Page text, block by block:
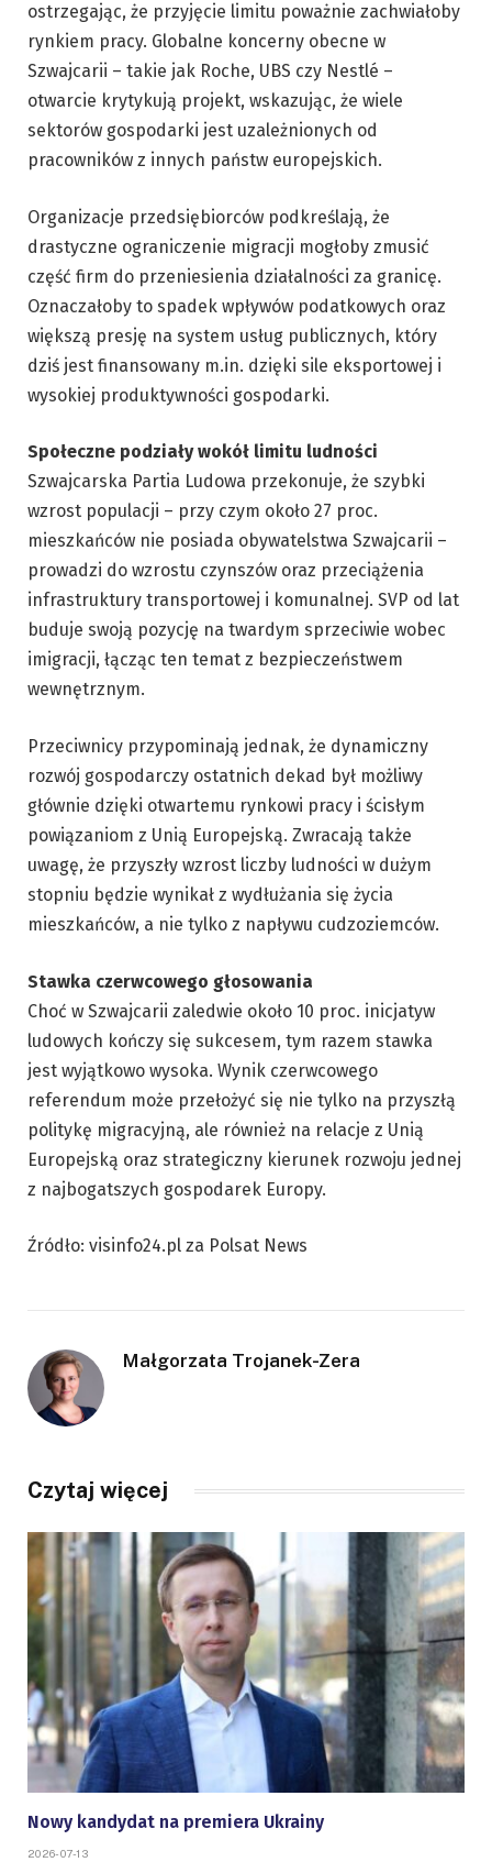
ostrzegając, że przyjęcie limitu poważnie zachwiałoby
rynkiem pracy. Globalne koncerny obecne w
Szwajcarii – takie jak Roche, UBS czy Nestlé –
otwarcie krytykują projekt, wskazując, że wiele
sektorów gospodarki jest uzależnionych od
pracowników z innych państw europejskich.
Organizacje przedsiębiorców podkreślają, że
drastyczne ograniczenie migracji mogłoby zmusić
część firm do przeniesienia działalności za granicę.
Oznaczałoby to spadek wpływów podatkowych oraz
większą presję na system usług publicznych, który
dziś jest finansowany m.in. dzięki sile eksportowej i
wysokiej produktywności gospodarki.
Społeczne podziały wokół limitu ludności
Szwajcarska Partia Ludowa przekonuje, że szybki
wzrost populacji – przy czym około 27 proc.
mieszkańców nie posiada obywatelstwa Szwajcarii –
prowadzi do wzrostu czynszów oraz przeciążenia
infrastruktury transportowej i komunalnej. SVP od lat
buduje swoją pozycję na twardym sprzeciwie wobec
imigracji, łącząc ten temat z bezpieczeństwem
wewnętrznym.
Przeciwnicy przypominają jednak, że dynamiczny
rozwój gospodarczy ostatnich dekad był możliwy
głównie dzięki otwartemu rynkowi pracy i ścisłym
powiązaniom z Unią Europejską. Zwracają także
uwagę, że przyszły wzrost liczby ludności w dużym
stopniu będzie wynikał z wydłużania się życia
mieszkańców, a nie tylko z napływu cudzoziemców.
Stawka czerwcowego głosowania
Choć w Szwajcarii zaledwie około 10 proc. inicjatyw
ludowych kończy się sukcesem, tym razem stawka
jest wyjątkowo wysoka. Wynik czerwcowego
referendum może przełożyć się nie tylko na przyszłą
politykę migracyjną, ale również na relacje z Unią
Europejską oraz strategiczny kierunek rozwoju jednej
z najbogatszych gospodarek Europy.
Źródło: visinfo24.pl za Polsat News
Małgorzata Trojanek-Zera
Czytaj więcej
Nowy kandydat na premiera Ukrainy
2026-07-13